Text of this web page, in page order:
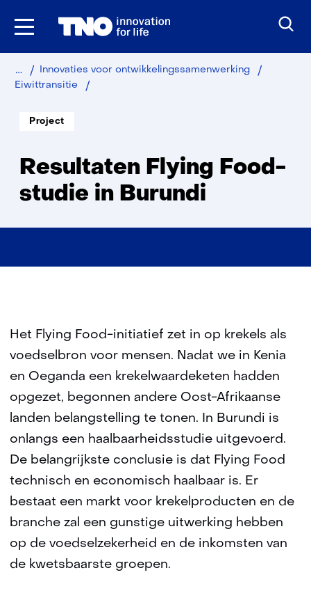
Ga
Home
Over
TNO
Innovaties voor ontwikkelingssamenwerking
Eiwittransitie
Burundi
Soort
project:
Project
Resultaten Flying Food-
studie in Burundi
Het Flying Food-initiatief zet in op krekels als
voedselbron voor mensen. Nadat we in Kenia
en Oeganda een krekelwaardeketen hadden
opgezet, begonnen andere Oost-Afrikaanse
landen belangstelling te tonen. In Burundi is
onlangs een haalbaarheidsstudie uitgevoerd.
De belangrijkste conclusie is dat Flying Food
technisch en economisch haalbaar is. Er
bestaat een markt voor krekelproducten en de
branche zal een gunstige uitwerking hebben
op de voedselzekerheid en de inkomsten van
de kwetsbaarste groepen.